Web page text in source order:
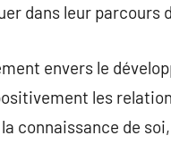
dans leur parcours
envers le
les
connaissance de